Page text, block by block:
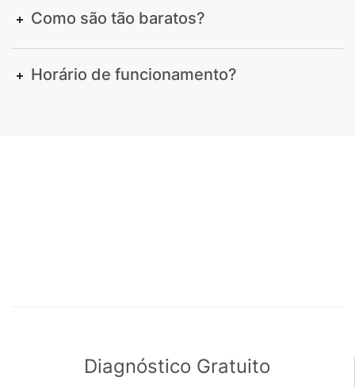
Como são tão baratos?
Horário de funcionamento?
Diagnóstico Gratuito